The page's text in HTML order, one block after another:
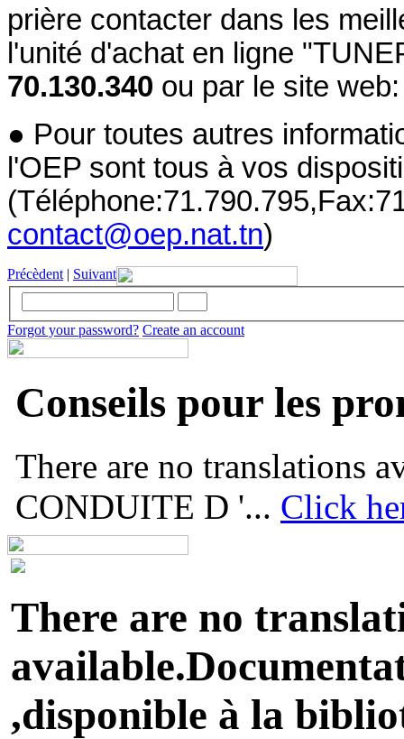
prière contacter dans les
l'unité d'achat en ligne
70.130.340 ou par le site web:
● Pour toutes autres
l'OEP sont tous à vos
contact@oep.nat.tn)
Précèdent | Suivant
Forgot your password? Create an account
Conseils pour les
There are no translations
CONDUITE D '... Click
There are no
,disponible à la